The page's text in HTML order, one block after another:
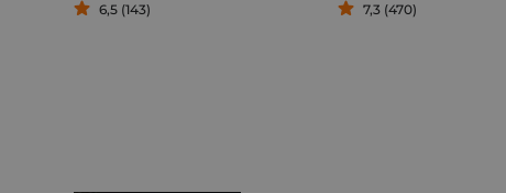
6,5 (143) 7,3 (470)